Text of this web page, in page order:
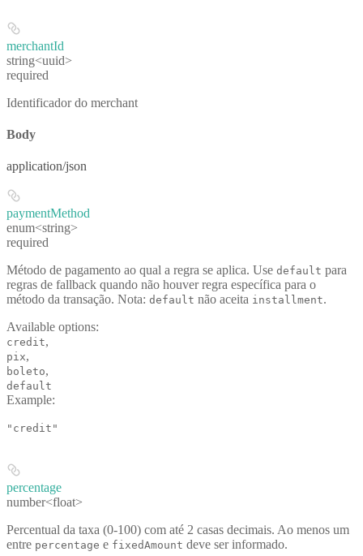
merchantId
string<uuid>
required
Identificador do merchant
Body
application/json
paymentMethod
enum<string>
required
Método de pagamento ao qual a regra se aplica. Use default para
regras de fallback quando não houver regra específica para o
método da transação. Nota: default não aceita installment.
Available options:
credit,
pix,
boleto,
default
Example:
"credit"
percentage
number<float>
Percentual da taxa (0-100) com até 2 casas decimais. Ao menos um
entre percentage e fixedAmount deve ser informado.